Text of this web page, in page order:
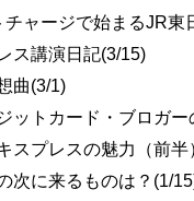
チャージで始まるJR東
ス講演日記(3/15)
曲(3/1)
ットカード・ブロガ
スプレスの魅力（前半
次に来るものは？(1/